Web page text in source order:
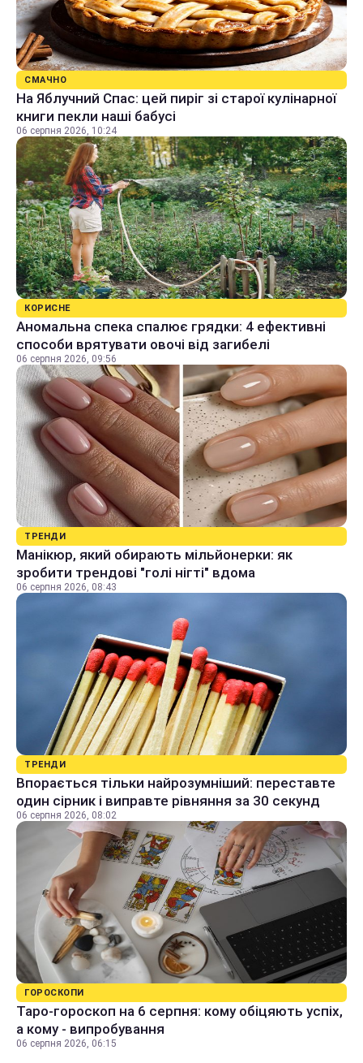
СМАЧНО
На Яблучний Спас: цей пиріг зі старої кулінарної
книги пекли наші бабусі
06 серпня 2026, 10:24
КОРИСНЕ
Аномальна спека спалює грядки: 4 ефективні
способи врятувати овочі від загибелі
06 серпня 2026, 09:56
ТРЕНДИ
Манікюр, який обирають мільйонерки: як
зробити трендові "голі нігті" вдома
06 серпня 2026, 08:43
ТРЕНДИ
Впорається тільки найрозумніший: переставте
один сірник і виправте рівняння за 30 секунд
06 серпня 2026, 08:02
ГОРОСКОПИ
Таро-гороскоп на 6 серпня: кому обіцяють успіх,
а кому - випробування
06 серпня 2026, 06:15